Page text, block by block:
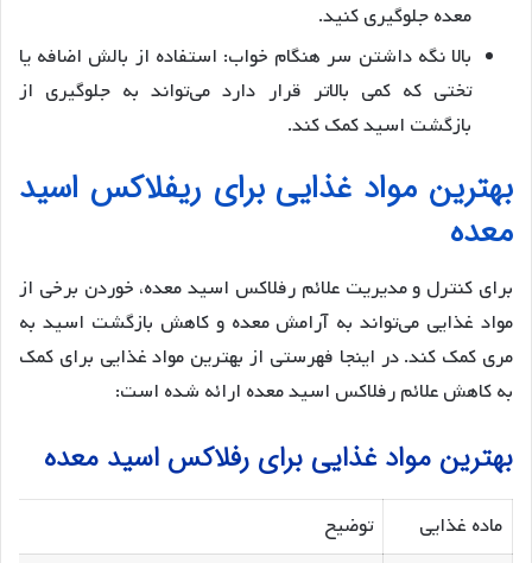
معده جلوگیری کنید.
بالا نگه داشتن سر هنگام خواب: استفاده از بالش اضافه یا
تختی که کمی بالاتر قرار دارد می‌تواند به جلوگیری از
بازگشت اسید کمک کند.
بهترین مواد غذایی برای ریفلاکس اسید
معده
برای کنترل و مدیریت علائم رفلاکس اسید معده، خوردن برخی از
مواد غذایی می‌تواند به آرامش معده و کاهش بازگشت اسید به
مری کمک کند. در اینجا فهرستی از بهترین مواد غذایی برای کمک
به کاهش علائم رفلاکس اسید معده ارائه شده است:
بهترین مواد غذایی برای رفلاکس اسید معده
ماده غذایی
توضیح